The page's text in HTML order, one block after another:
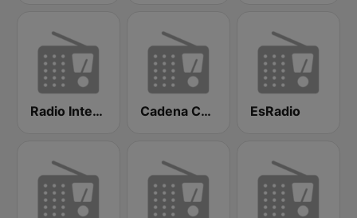
Radio Intereconomía Cadena COPE EsRadio